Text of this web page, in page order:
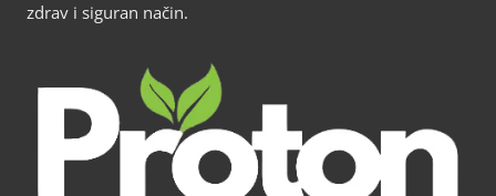
zdrav i siguran način.